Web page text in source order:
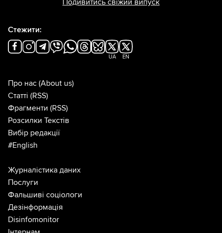
Подивитись свіжий випуск
Стежити:
UA EN
Про нас (About us)
Статті (RSS)
Фрагменти (RSS)
Розсилки Текстів
Вибір редакції
#English
Журналістика даних
Послуги
Фальшиві соціологи
Дезінформація
Disinfomonitor